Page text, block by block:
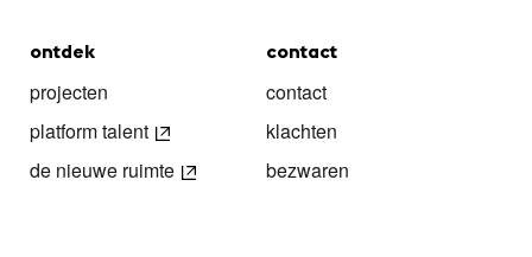
ontdek
projecten
platform talent
de nieuwe ruimte
contact
contact
klachten
bezwaren